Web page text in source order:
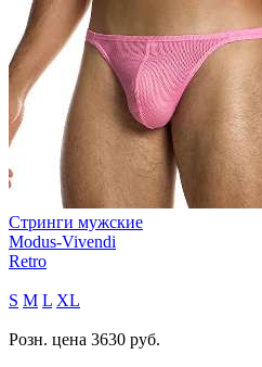
Стринги мужские
Modus-Vivendi
Retro
S M L XL
Розн. цена 3630 руб.